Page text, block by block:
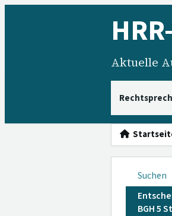
HRR
Aktuelle
Suchen
BGH 5